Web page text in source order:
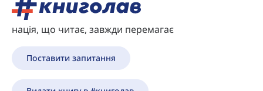
нація, що читає, завжди перемагає
Поставити запитання